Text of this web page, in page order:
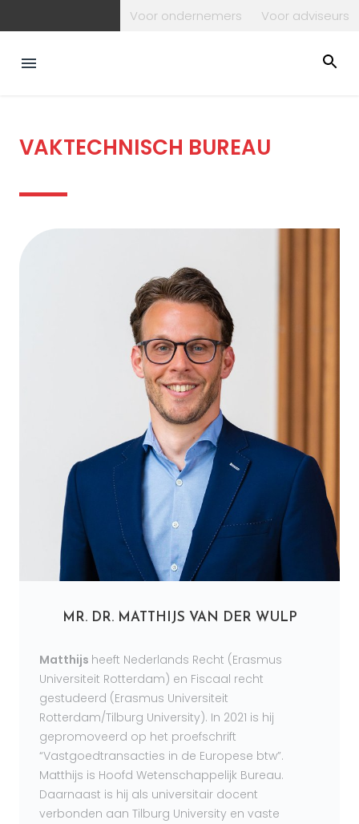
Voor ondernemers Voor adviseurs
VAKTECHNISCH BUREAU
MR. DR. MATTHIJS VAN DER WULP
Matthijs heeft Nederlands Recht (Erasmus
Universiteit Rotterdam) en Fiscaal recht
gestudeerd (Erasmus Universiteit
Rotterdam/Tilburg University). In 2021 is hij
gepromoveerd op het proefschrift
“Vastgoedtransacties in de Europese btw”.
Matthijs is Hoofd Wetenschappelijk Bureau.
Daarnaast is hij als universitair docent
verbonden aan Tilburg University en vaste